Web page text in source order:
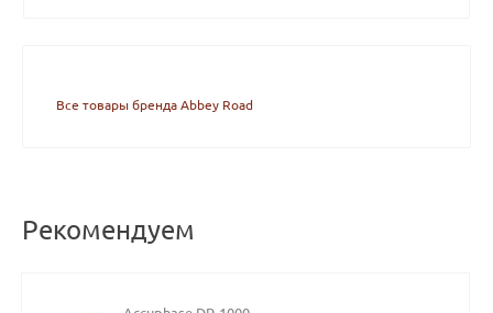
Все товары бренда Abbey Road
Рекомендуем